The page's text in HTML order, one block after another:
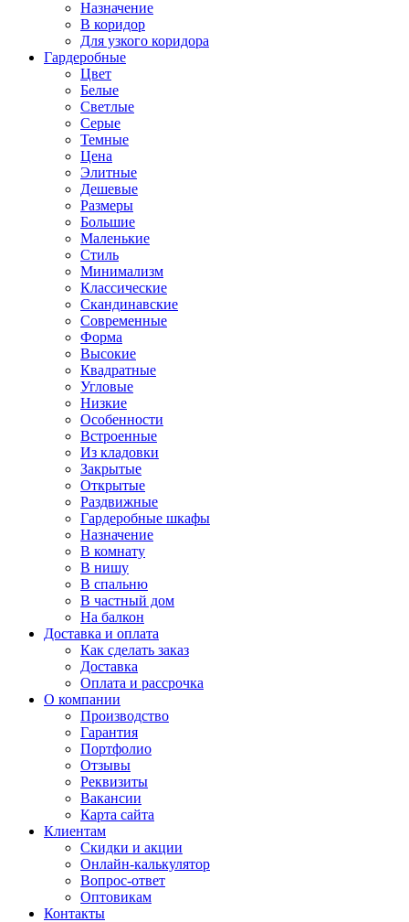
Назначение
В коридор
Для узкого коридора
Гардеробные
Цвет
Белые
Светлые
Серые
Темные
Цена
Элитные
Дешевые
Размеры
Большие
Маленькие
Стиль
Минимализм
Классические
Скандинавские
Современные
Форма
Высокие
Квадратные
Угловые
Низкие
Особенности
Встроенные
Из кладовки
Закрытые
Открытые
Раздвижные
Гардеробные шкафы
Назначение
В комнату
В нишу
В спальню
В частный дом
На балкон
Доставка и оплата
Как сделать заказ
Доставка
Оплата и рассрочка
О компании
Производство
Гарантия
Портфолио
Отзывы
Реквизиты
Вакансии
Карта сайта
Клиентам
Скидки и акции
Онлайн-калькулятор
Вопрос-ответ
Оптовикам
Контакты